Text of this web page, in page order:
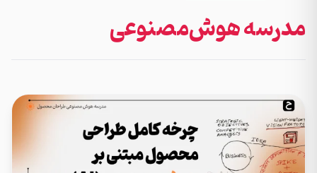
مدرسه هوش‌مصنوعی